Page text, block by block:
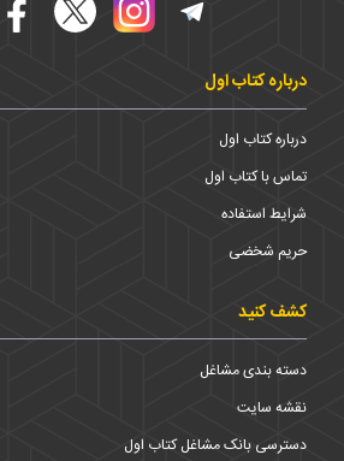
درباره کتاب اول
درباره کتاب اول
تماس با کتاب اول
شرایط استفاده
حریم شخضی
کشف کنید
دسته بندی مشاغل
نقشه سایت
دسترسی بانک مشاغل کتاب اول